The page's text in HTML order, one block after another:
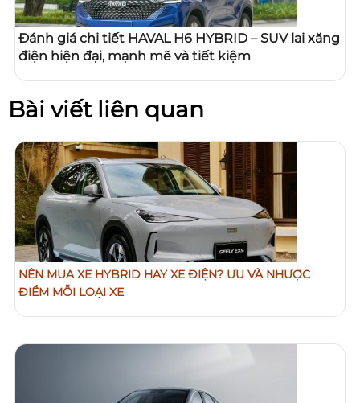
Đánh giá chi tiết HAVAL H6 HYBRID – SUV lai xăng
điện hiện đại, mạnh mẽ và tiết kiệm
Bài viết liên quan
NÊN MUA XE HYBRID HAY XE ĐIỆN? ƯU VÀ NHƯỢC
ĐIỂM MỖI LOẠI XE